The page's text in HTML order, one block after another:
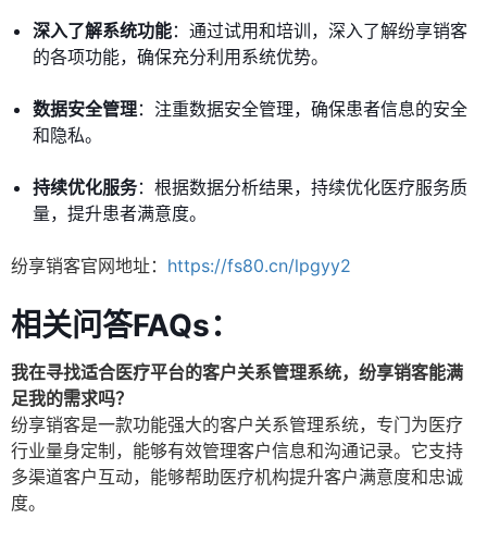
深入了解系统功能：通过试用和培训，深入了解纷享销客
的各项功能，确保充分利用系统优势。
数据安全管理：注重数据安全管理，确保患者信息的安全
和隐私。
持续优化服务：根据数据分析结果，持续优化医疗服务质
量，提升患者满意度。
纷享销客官网地址： https://fs80.cn/lpgyy2
相关问答FAQs：
我在寻找适合医疗平台的客户关系管理系统，纷享销客能满
足我的需求吗？
纷享销客是一款功能强大的客户关系管理系统，专门为医疗
行业量身定制，能够有效管理客户信息和沟通记录。它支持
多渠道客户互动，能够帮助医疗机构提升客户满意度和忠诚
度。